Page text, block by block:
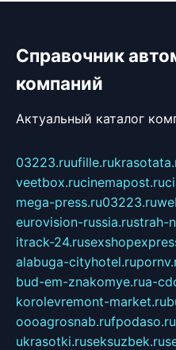
Справочник
компаний
Актуальный каталог
03223.ruufille.ru
veetbox.rucinemapost.ru
mega-press.ru03223.ru
eurovision-russia.rustrah-
itrack-24.ru
alabuga-cityhotel.ru
bud-em-znakomye.rua-
korolevremont-market.ru
oooagrosnab.rufpodaso.ru
ukrasotki.ruseksuzbek.ru